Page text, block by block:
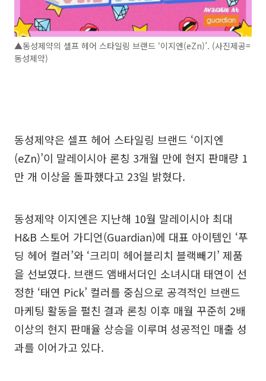
▲동성제약의 셀프 헤어 스타일링 브랜드 ‘이지엔(eZn)’. (사진제공=
동성제약)
동성제약은 셀프 헤어 스타일링 브랜드 ‘이지엔
(eZn)’이 말레이시아 론칭 3개월 만에 현지 판매량 1
만 개 이상을 돌파했다고 23일 밝혔다.
동성제약 이지엔은 지난해 10월 말레이시아 최대
H&B 스토어 가디언(Guardian)에 대표 아이템인 ‘푸
딩 헤어 컬러’와 ‘크리미 헤어블리치 블랙빼기’ 제품
을 선보였다. 브랜드 앰배서더인 소녀시대 태연이 선
정한 ‘태연 Pick’ 컬러를 중심으로 공격적인 브랜드
마케팅 활동을 펼친 결과 론칭 이후 매월 꾸준히 2배
이상의 현지 판매율 상승을 이루며 성공적인 매출 성
과를 이어가고 있다.